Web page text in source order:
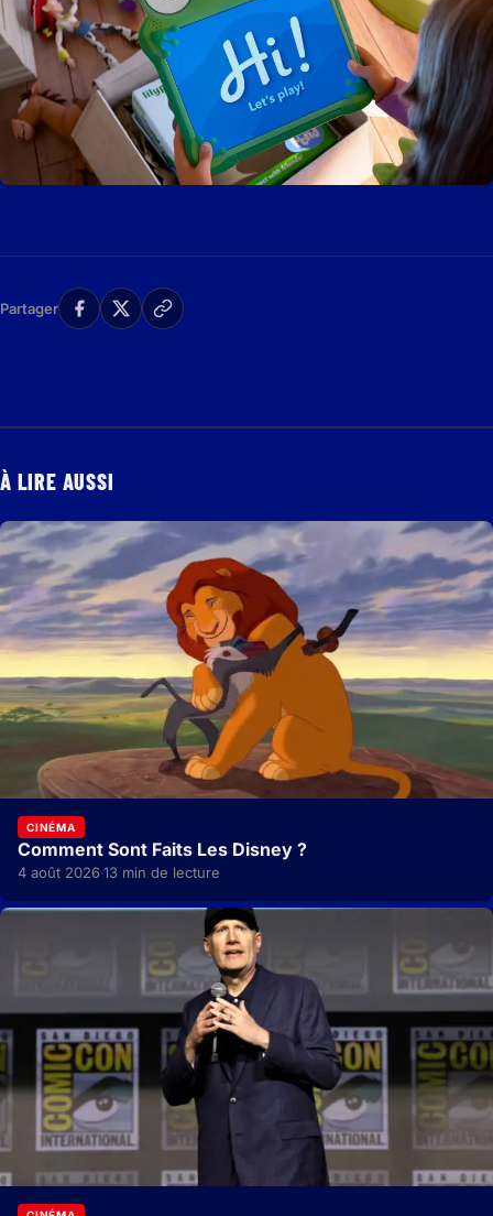
Partager
À LIRE AUSSI
CINÉMA
Comment Sont Faits Les Disney ?
4 août 2026·13 min de lecture